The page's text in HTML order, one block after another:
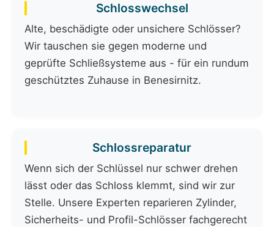
Schlosswechsel
Alte, beschädigte oder unsichere Schlösser?
Wir tauschen sie gegen moderne und
geprüfte Schließsysteme aus - für ein rundum
geschütztes Zuhause in Benesirnitz.
Schlossreparatur
Wenn sich der Schlüssel nur schwer drehen
lässt oder das Schloss klemmt, sind wir zur
Stelle. Unsere Experten reparieren Zylinder,
Sicherheits- und Profil-Schlösser fachgerecht